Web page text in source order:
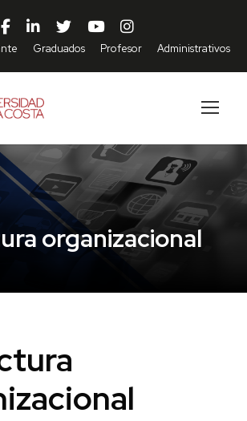
de herramientas
Graduados Profesor Administrativos
organizacional